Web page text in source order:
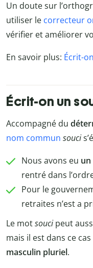
Un doute sur
utiliser le correcteur
vérifier et améliorer
En savoir plus: Écrit-
Écrit-on un
Accompagné du
nom commun souci
Nous avons eu un
rentré dans
Pour le
retraites n’est a
Le motsouci peut
mais il est dans ce
masculin pluriel.